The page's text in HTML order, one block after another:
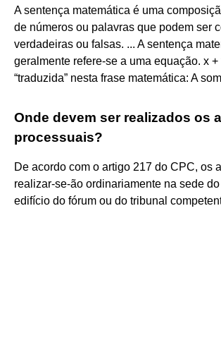
A sentença matemática é uma
de números ou palavras que podem ser
verdadeiras ou falsas. ... A sentença
geralmente refere-se a uma equação. x
“traduzida” nesta frase matemática: A
Onde devem ser realizados os
processuais?
De acordo com o artigo 217 do CPC, os
realizar-se-ão ordinariamente na sede
edifício do fórum ou do tribunal